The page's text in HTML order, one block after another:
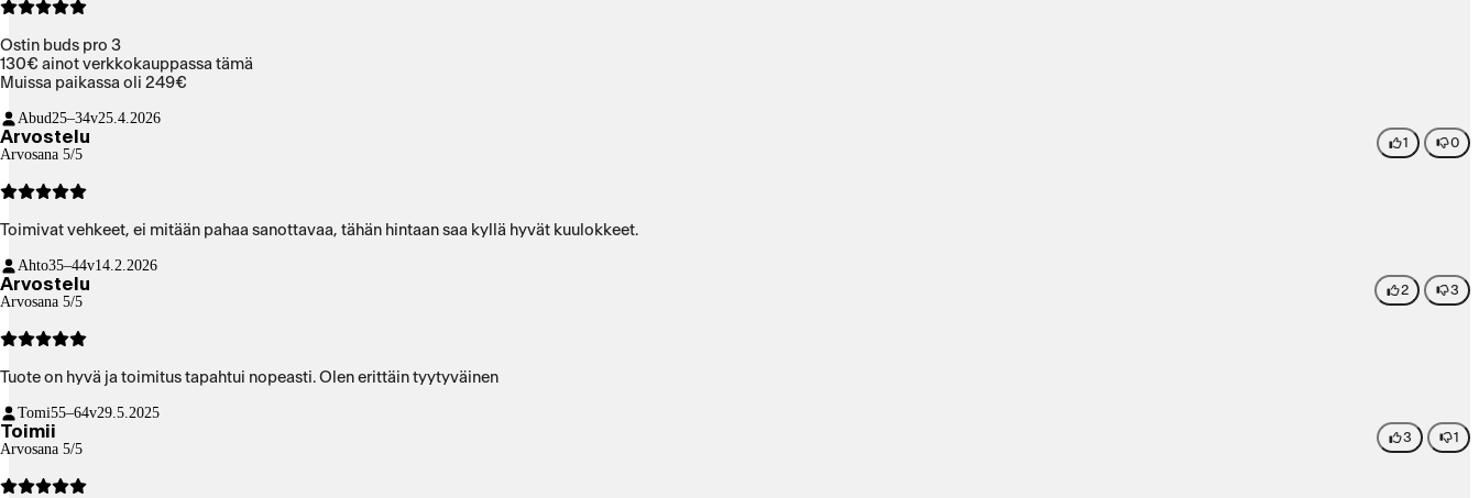
Ostin buds pro 3
130€ ainot verkkokauppassa tämä
Muissa paikassa oli 249€
Abud 25–34v25.4.2026
Arvostelu
Arvosana 5/5
1 0
Toimivat vehkeet, ei mitään pahaa sanottavaa, tähän hintaan saa kyllä ​​hyvät kuulokkeet.
Ahto35–44v14.2.2026
Arvostelu
Arvosana 5/5
2 3
Tuote on hyvä ja toimitus tapahtui nopeasti. Olen erittäin tyytyväinen
Tomi55–64v29.5.2025
Toimii
Arvosana 5/5
3 1